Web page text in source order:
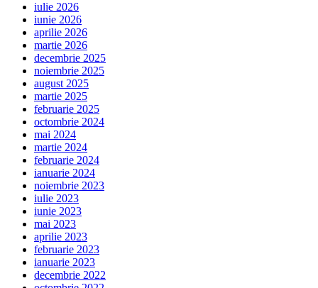
iulie 2026
iunie 2026
aprilie 2026
martie 2026
decembrie 2025
noiembrie 2025
august 2025
martie 2025
februarie 2025
octombrie 2024
mai 2024
martie 2024
februarie 2024
ianuarie 2024
noiembrie 2023
iulie 2023
iunie 2023
mai 2023
aprilie 2023
februarie 2023
ianuarie 2023
decembrie 2022